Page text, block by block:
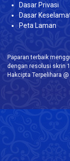
Dasar Privasi
Dasar
Peta Laman
Paparan terbaik
dengan resolusi skrin
Hakcipta Terpelihara